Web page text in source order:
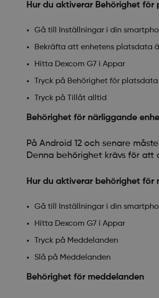
Hur du aktiverar Behörighet för
Gå till Inställningar i din
Bekräfta att enhetens platsdata
Hitta Dexcom G7 i Appar
Tryck på Behörighet för platsdata
Tryck på Tillåt alltid
Behörighet för närliggande
På Android 12 och senare
Denna behörighet krävs för att
Hur du aktiverar behörighet för
Gå till Inställningar i din
Hitta Dexcom G7 i Appar
Tryck på Meddelanden
Slå på Meddelanden
Behörighet för meddelanden